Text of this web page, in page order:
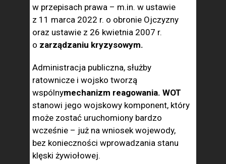
w przepisach prawa – m.in. w ustawie
z 11 marca 2022 r. o obronie Ojczyzny
oraz ustawie z 26 kwietnia 2007 r.
o zarządzaniu kryzysowym.
Administracja publiczna, służby
ratownicze i wojsko tworzą
wspólnymechanizm reagowania. WOT
stanowi jego wojskowy komponent, który
może zostać uruchomiony bardzo
wcześnie – już na wniosek wojewody,
bez konieczności wprowadzania stanu
klęski żywiołowej.